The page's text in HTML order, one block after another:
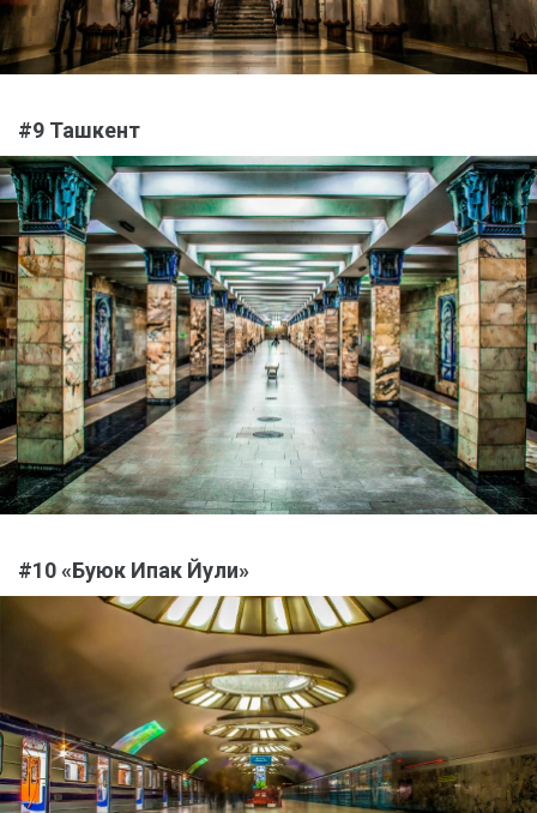
#9 Ташкент
#10 «Буюк Ипак Йули»